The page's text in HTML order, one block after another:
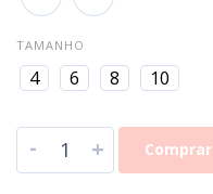
TAMANHO
4 6 8 10
- + Comprar